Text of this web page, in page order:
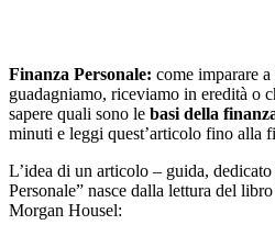
Finanza Personale: come imparare
guadagniamo, riceviamo in eredità o
sapere quali sono le basi della
minuti e leggi quest’articolo fino alla
L’idea di un articolo – guida,
Personale” nasce dalla lettura del
Morgan Housel: